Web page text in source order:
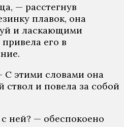
— расстегнув
плавок, она
и ласкающими
его в
С этими словами она
ствол и повела за собой
ней? — обеспокоено